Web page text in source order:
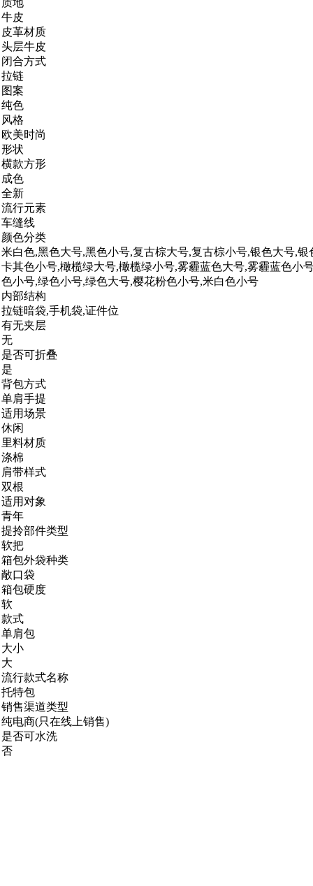
质地
牛皮
皮革材质
头层牛皮
闭合方式
拉链
图案
纯色
风格
欧美时尚
形状
横款方形
成色
全新
流行元素
车缝线
颜色分类
米白色,黑色大号,黑色小号,复古棕大号,复古棕小号,银色大号,
卡其色小号,橄榄绿大号,橄榄绿小号,雾霾蓝色大号,雾霾蓝色小
色小号,绿色小号,绿色大号,樱花粉色小号,米白色小号
内部结构
拉链暗袋,手机袋,证件位
有无夹层
无
是否可折叠
是
背包方式
单肩手提
适用场景
休闲
里料材质
涤棉
肩带样式
双根
适用对象
青年
提拎部件类型
软把
箱包外袋种类
敞口袋
箱包硬度
软
款式
单肩包
大小
大
流行款式名称
托特包
销售渠道类型
纯电商(只在线上销售)
是否可水洗
否